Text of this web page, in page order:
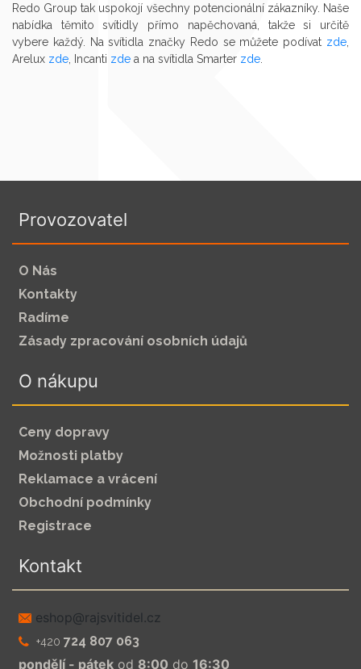
Redo Group tak uspokojí všechny potencionální zákazníky. Naše
nabídka těmito svítidly přímo napěchovaná, takže si určitě
vybere každý. Na svítidla značky Redo se můžete podívat zde
Arelux zde , Incanti zde a na svítidla Smarter zde
Provozovatel
O Nás
Kontakty
Radíme
Zásady zpracování osobních údajů
O nákupu
Ceny dopravy
Možnosti platby
Reklamace a vrácení
Obchodní podmínky
Registrace
Kontakt
zc.leditivsjar@pohse
+420 724 807 063
pondělí - pátek od 8:00 do 16:30